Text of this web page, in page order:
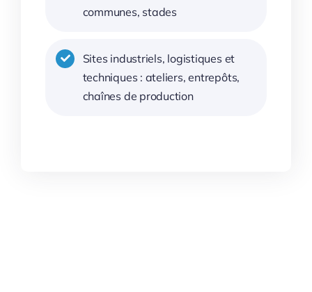
communes, stades
Sites industriels, logistiques et
techniques : ateliers, entrepôts,
chaînes de production